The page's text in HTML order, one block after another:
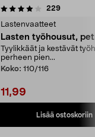
229arvostelut
Lastenvaatteet
Lasten työhousut,
Tyylikkäät ja kestävät
perheen pien...
Koko: 110/116
11,99
Lisää ostoskoriin
4.0 viidestä